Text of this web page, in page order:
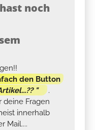
noch
den Button
"
.
deine Fragen
innerhalb
Mail....